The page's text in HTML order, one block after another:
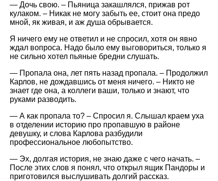
— Дочь свою. – Пьяница закашлялся, прижав рот
кулаком. – Никак не могу забыть ее, стоит она предо
мной, як живая, и аж душа обрывается.
Я ничего ему не ответил и не спросил, хотя он явно
ждал вопроса. Надо было ему выговориться, только я
не сильно хотел пьяные бредни слушать.
— Пропала она, лет пять назад пропала. – Продолжил
Карлов, не дождавшись от меня ничего. – Никто не
знает где она, а коллеги ваши, только и знают, что
руками разводить.
— А как пропала то? – Спросил я. Слышал краем уха
в отделении историю про пропавшую в районе
девушку, и слова Карлова разбудили
профессиональное любопытство.
— Эх, долгая история, не знаю даже с чего начать. –
После этих слов я понял, что открыл ящик Пандоры и
приготовился выслушивать долгий рассказ.